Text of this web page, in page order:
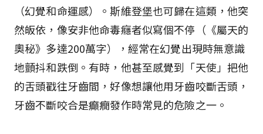
（幻覺和命運感）。斯維登堡也可歸在這類，他突
然皈依，像安非他命毒癮者似寫個不停（《屬天的
奧秘》多達200萬字），經常在幻覺出現時無意識
地顫抖和跌倒。有時，他甚至感覺到「天使」把他
的舌頭戳往牙齒間，好像想讓他用牙齒咬斷舌頭，
牙齒不斷咬合是癲癇發作時常見的危險之一。